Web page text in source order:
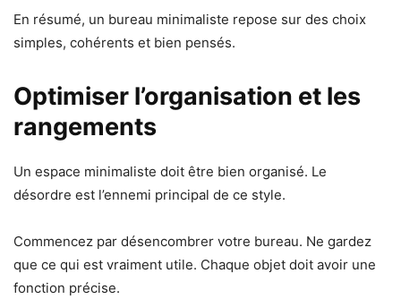
En résumé, un bureau minimaliste repose sur des choix
simples, cohérents et bien pensés.
Optimiser l’organisation et les
rangements
Un espace minimaliste doit être bien organisé. Le
désordre est l’ennemi principal de ce style.
Commencez par désencombrer votre bureau. Ne gardez
que ce qui est vraiment utile. Chaque objet doit avoir une
fonction précise.